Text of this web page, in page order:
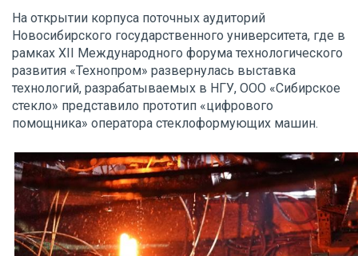
На открытии корпуса поточных аудиторий
Новосибирского государственного университета, где в
рамках XII Международного форума технологического
развития «Технопром» развернулась выставка
технологий, разрабатываемых в НГУ, ООО «Сибирское
стекло» представило прототип «цифрового
помощника» оператора стеклоформующих машин.